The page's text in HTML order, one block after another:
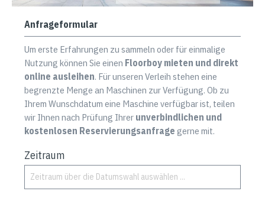
Anfrageformular
Um erste Erfahrungen zu sammeln oder für einmalige
Nutzung können Sie einen Floorboy mieten und direkt
online ausleihen. Für unseren Verleih stehen eine
begrenzte Menge an Maschinen zur Verfügung. Ob zu
Ihrem Wunschdatum eine Maschine verfügbar ist, teilen
wir Ihnen nach Prüfung Ihrer unverbindlichen und
kostenlosen Reservierungsanfrage gerne mit.
Zeitraum